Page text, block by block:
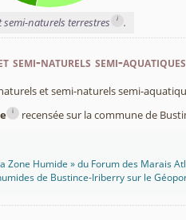
semi-naturels terrestres i .
naturels semi-aquatiques
et semi-naturels semi-
i recensée sur la commune de
Zone Humide » du Forum des Marais
de Bustince-Iriberry sur le